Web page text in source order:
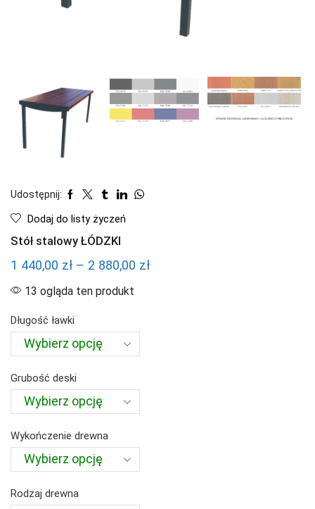
Udostępnij:
Dodaj do listy życzeń
Stół stalowy ŁÓDZKI
1 440,00 zł – 2 880,00 złZakres
13 ogląda ten produkt
Długość ławki
Grubość deski
Wykończenie drewna
Rodzaj drewna